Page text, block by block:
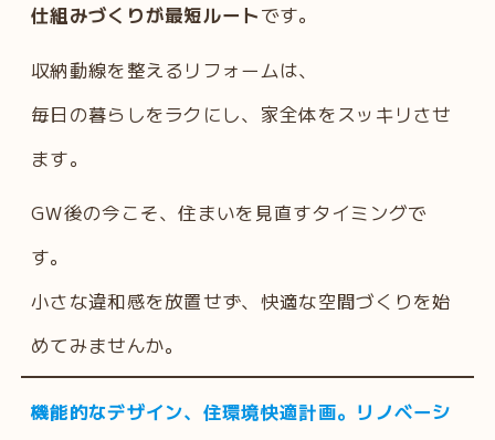
仕組みづくりが最短ルートです。
収納動線を整えるリフォームは、
毎日の暮らしをラクにし、家全体をスッキリさせ
ます。
GW後の今こそ、住まいを見直すタイミングで
す。
小さな違和感を放置せず、快適な空間づくりを始
めてみませんか。
機能的なデザイン、住環境快適計画。リノベーシ